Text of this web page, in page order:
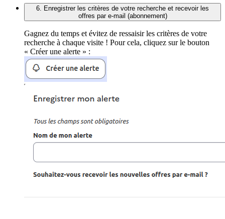
6. Enregistrer les critères de votre recherche et recevoir les
offres par e-mail (abonnement)
Gagnez du temps et évitez de ressaisir les critères de votre
recherche à chaque visite ! Pour cela, cliquez sur le bouton
« Créer une alerte » :